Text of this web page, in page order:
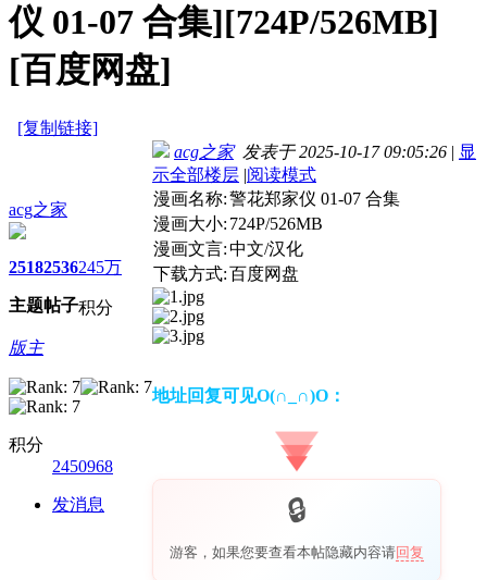
仪 01-07 合集][724P/526MB]
[百度网盘]
[复制链接]
acg之家
2518
主题
2536
帖子
245万
积分
版主
积分
2450968
发消息
acg之家发表于 2025-10-17 09:05:26 | 显
示全部楼层 |阅读模式
漫画名称:警花郑家仪 01-07 合集
漫画大小: 724P/526MB
漫画文言:中文/汉化
下载方式:百度网盘
地址回复可见O(∩_∩)O：
游客，如果您要查看本帖隐藏内容请回复